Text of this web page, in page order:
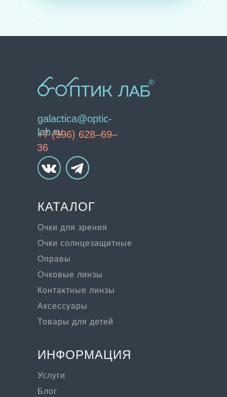
galactica@optic-
lab.ru
Очки для зрения
Очки солнцезащитные
Очковые линзы
Оправы
Контактные линзы
Аксессуары
Товары для детей
+7 (996) 628–69–
36
ИНФОРМАЦИЯ
Услуги
КАТАЛОГ
Блог